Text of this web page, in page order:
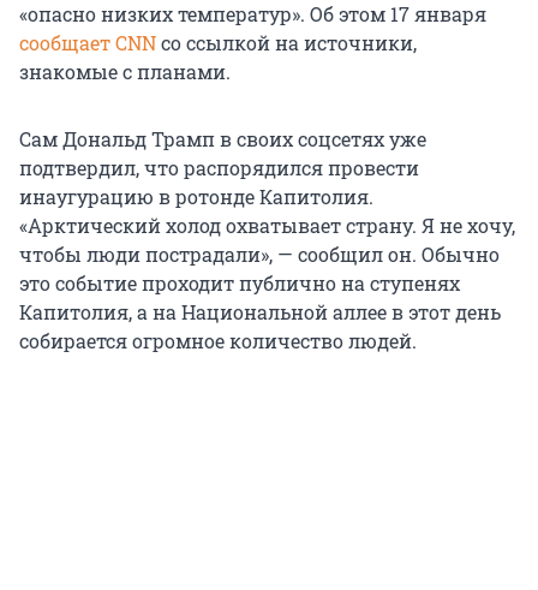
«опасно низких температур». Об этом 17 января
сообщает CNNсо ссылкой на источники,
знакомые с планами.
Сам Дональд Трамп в своих соцсетях уже
подтвердил, что распорядился провести
инаугурацию в ротонде Капитолия.
«Арктический холод охватывает страну. Я не хочу,
чтобы люди пострадали», — сообщил он. Обычно
это событие проходит публично на ступенях
Капитолия, а на Национальной аллее в этот день
собирается огромное количество людей.